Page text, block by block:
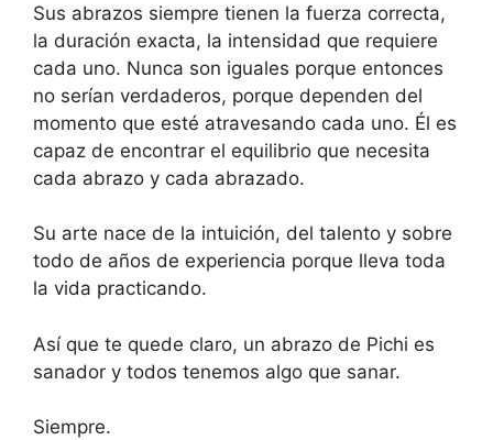
Sus abrazos siempre tienen la fuerza correcta,
la duración exacta, la intensidad que requiere
cada uno. Nunca son iguales porque entonces
no serían verdaderos, porque dependen del
momento que esté atravesando cada uno. Él es
capaz de encontrar el equilibrio que necesita
cada abrazo y cada abrazado.
Su arte nace de la intuición, del talento y sobre
todo de años de experiencia porque lleva toda
la vida practicando.
Así que te quede claro, un abrazo de Pichi es
sanador y todos tenemos algo que sanar.
Siempre.